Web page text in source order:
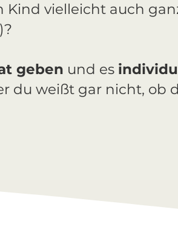
Kind vielleicht auch
geben und es
du weißt gar nicht, ob